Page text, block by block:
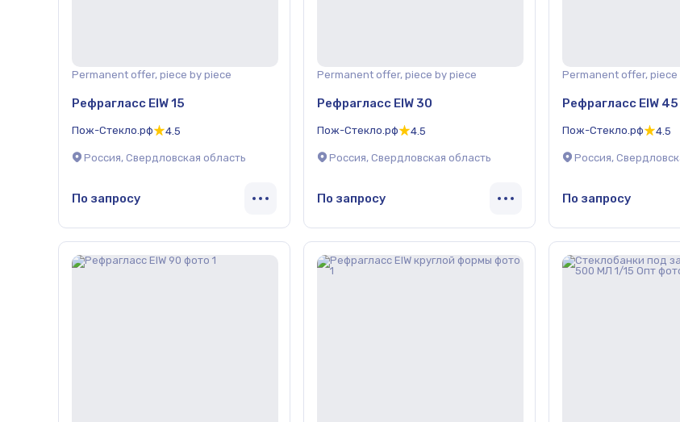
Permanent offer, piece by piece
Рефрагласс EIW 15
Пож-Стекло.рф 4.5
Россия, Свердловская область
По запросу
Permanent offer, piece by piece
Рефрагласс EIW 30
Пож-Стекло.рф 4.5
Россия, Свердловская область
По запросу
Permanent offer, piece
Рефрагласс EIW 45
Пож-Стекло.рф 4.5
Россия,
По запросу